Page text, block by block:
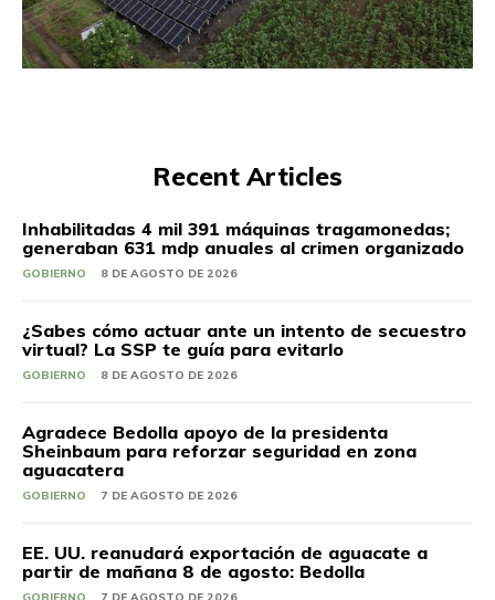
Recent Articles
Inhabilitadas 4 mil 391 máquinas tragamonedas;
generaban 631 mdp anuales al crimen organizado
GOBIERNO 8 DE AGOSTO DE 2026
¿Sabes cómo actuar ante un intento de secuestro
virtual? La SSP te guía para evitarlo
GOBIERNO 8 DE AGOSTO DE 2026
Agradece Bedolla apoyo de la presidenta
Sheinbaum para reforzar seguridad en zona
aguacatera
GOBIERNO 7 DE AGOSTO DE 2026
EE. UU. reanudará exportación de aguacate a
partir de mañana 8 de agosto: Bedolla